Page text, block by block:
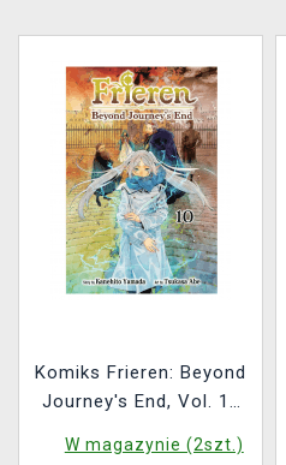
Komiks Frieren: Beyond
Journey's End, Vol. 10
W magazynie (2szt.)